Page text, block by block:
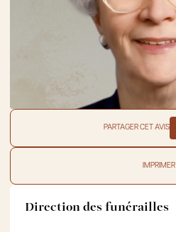
PARTAGER CET AVIS
IMPRIMER
Direction des funérailles